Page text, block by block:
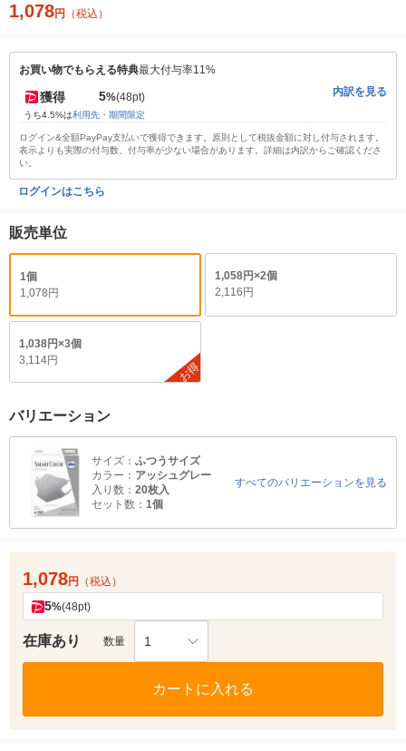
1,078円 （税込）
お買い物でもらえる特典最大付与率11%
獲得 5%(48pt)
うち4.5%は利用先・期間限定
内訳を見る
ログイン&全額PayPay支払いで獲得できます。原則として税抜金額に対し付与されます。
表示よりも実際の付与数、付与率が少ない場合があります。詳細は内訳からご確認くださ
い。
ログインはこちら
販売単位
1個
1,078円
1,058円×2個
2,116円
1,038円×3個
3,114円
お得
バリエーション
サイズ： ふつうサイズ
カラー： アッシュグレー
入り数： 20枚入
セット数： 1個
すべてのバリエーションを見る
1,078円 （税込）
5%(48pt)
在庫あり 数量 1
カートに入れる